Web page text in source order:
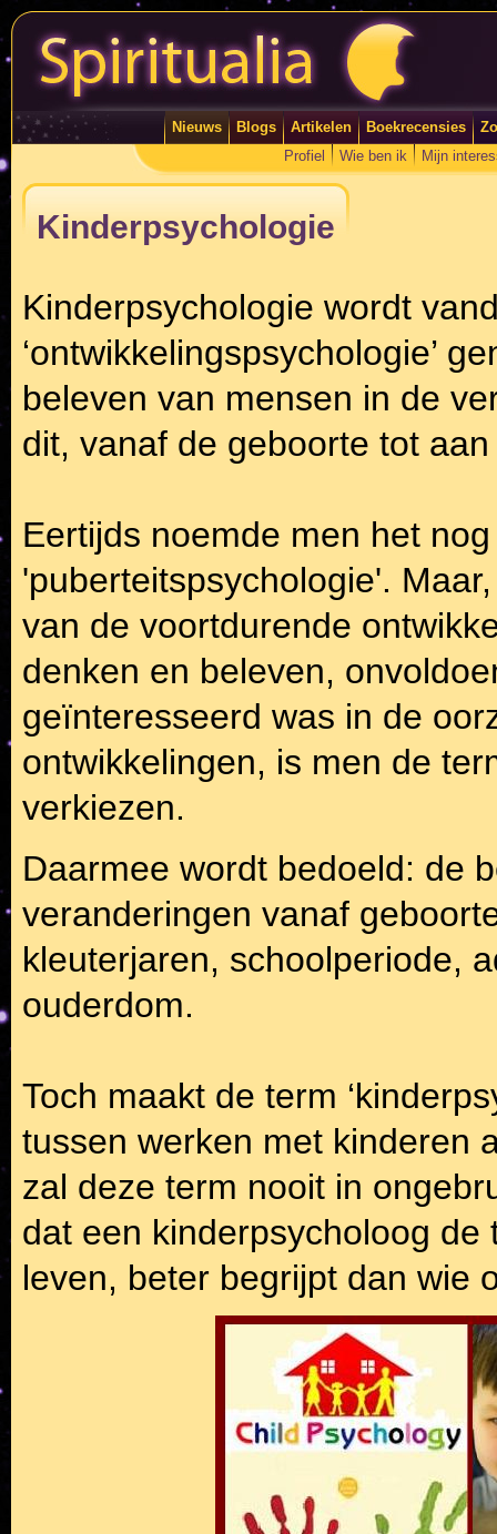
Nieuws Blogs Artikelen Boekrecensies
Profiel
Wie ben ik Mijn
Kinderpsychologie
Kinderpsychologie wordt
‘ontwikkelingspsychologie’
beleven van mensen in de
dit, vanaf de geboorte tot
Eertijds noemde men het
'puberteitspsychologie'.
van de voortdurende
denken en beleven,
geïnteresseerd was in de
ontwikkelingen, is men de
verkiezen.
Daarmee wordt bedoeld: de
veranderingen vanaf
kleuterjaren, schoolperiode,
ouderdom.
Toch maakt de term
tussen werken met kinderen
zal deze term nooit in
dat een kinderpsycholoog
leven, beter begrijpt dan wie